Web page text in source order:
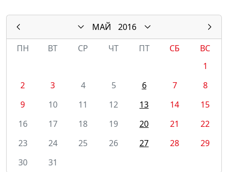
МАЙ
2016
ПН
ВТ СР ЧТ ПТ СБ
ВС
1
2
3 4 5 6 7
8
9
10 11 12 13 14
15
16
17 18 19 20 21
22
23
24 25 26 27 28
29
30
31